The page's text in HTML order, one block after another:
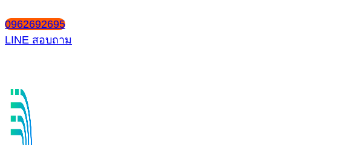
0962692695
LINE สอบถาม